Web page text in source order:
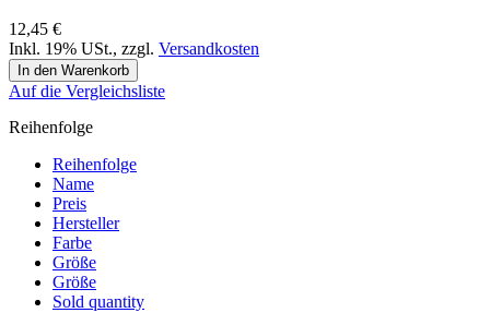
12,45 €
Inkl. 19% USt., zzgl. Versandkosten
In den Warenkorb
Auf die Vergleichsliste
Reihenfolge
Reihenfolge
Name
Preis
Hersteller
Farbe
Größe
Größe
Sold quantity